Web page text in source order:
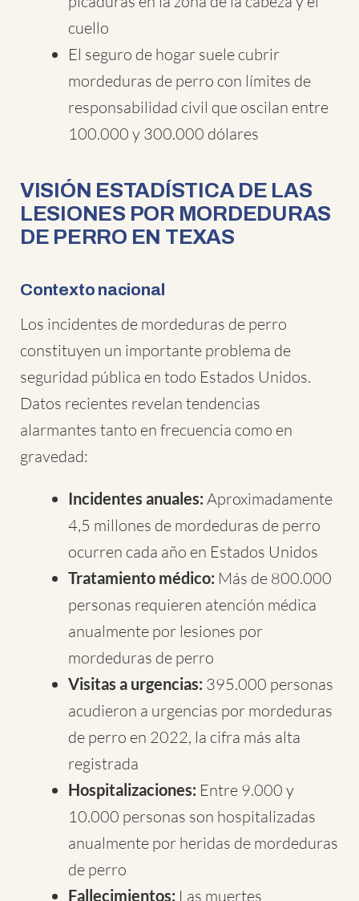
cuello
El seguro de hogar suele cubrir
mordeduras de perro con límites de
responsabilidad civil que oscilan entre
100.000 y 300.000 dólares
VISIÓN ESTADÍSTICA DE LAS
LESIONES POR MORDEDURAS
DE PERRO EN TEXAS
Contexto nacional
Los incidentes de mordeduras de perro
constituyen un importante problema de
seguridad pública en todo Estados Unidos.
Datos recientes revelan tendencias
alarmantes tanto en frecuencia como en
gravedad:
Incidentes anuales: Aproximadamente
4,5 millones de mordeduras de perro
ocurren cada año en Estados Unidos
Tratamiento médico: Más de 800.000
personas requieren atención médica
anualmente por lesiones por
mordeduras de perro
Visitas a urgencias: 395.000 personas
acudieron a urgencias por mordeduras
de perro en 2022, la cifra más alta
registrada
Hospitalizaciones: Entre 9.000 y
10.000 personas son hospitalizadas
anualmente por heridas de mordeduras
de perro
Fallecimientos: Las muertes